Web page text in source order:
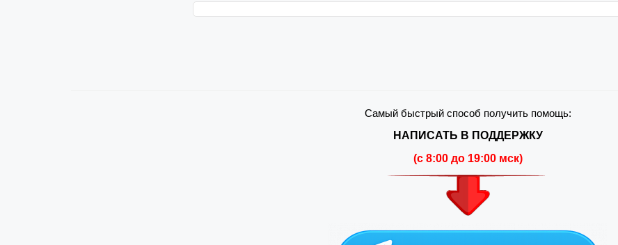
Самый быстрый способ получить помощь:
НАПИСАТЬ В ПОДДЕРЖКУ
(c 8:00 до 19:00 мск)